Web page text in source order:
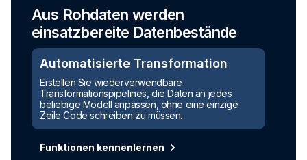
Aus Rohdaten werden
einsatzbereite Datenbestände
Automatisierte Transformation
Erstellen Sie wiederverwendbare
Transformationspipelines, die Daten an jedes
beliebige Modell anpassen, ohne eine einzige
Zeile Code schreiben zu müssen.
Funktionen kennenlernen